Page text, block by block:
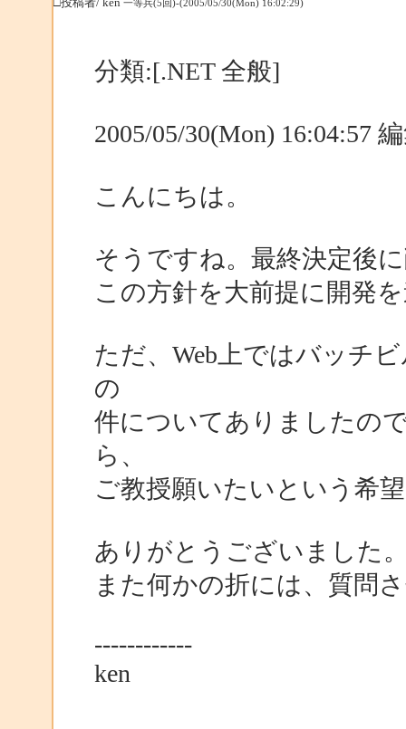
□投稿者/ ken 一等兵(5回)-(2005/05/30(Mon) 16:02:29)
分類:[.NET 全般]
2005/05/30(Mon) 16:04:57
こんにちは。
そうですね。最終決定後
この方針を大前提に開発
ただ、Web上ではバッチ
の
件についてありましたの
ら、
ご教授願いたいという希
ありがとうございました
また何かの折には、質問
------------
ken